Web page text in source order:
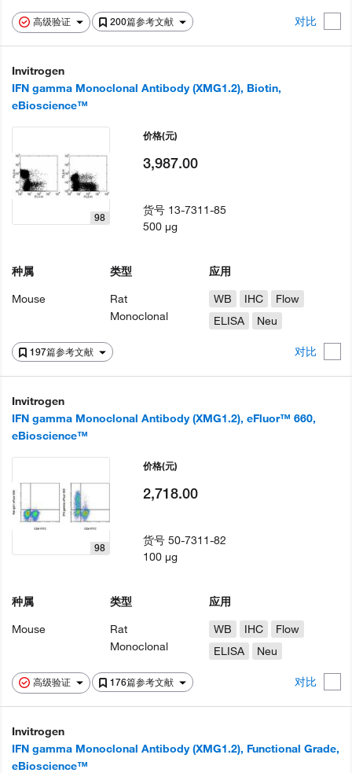
高级验证 200篇参考文献 对比
Invitrogen
IFN gamma Monoclonal Antibody (XMG1.2), Biotin,
eBioscience™
197篇参考文献 对比
98
种属
Mouse
类型
Rat
Monoclonal
应用
WB
IHC
Flow
ELISA
Neu
价格(元)
3,987.00
货号 13-7311-85
500 µg
Invitrogen
IFN gamma Monoclonal Antibody (XMG1.2), eFluor™ 660,
eBioscience™
高级验证 176篇参考文献 对比
98
种属
Mouse
类型
Rat
Monoclonal
应用
WB
IHC
Flow
ELISA
Neu
价格(元)
2,718.00
货号50-7311-82
100 µg
Invitrogen
IFN gamma Monoclonal Antibody (XMG1.2), Functional Grade,
eBioscience™